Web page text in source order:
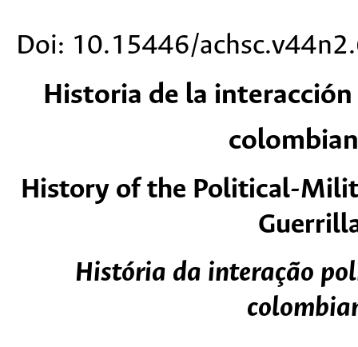
Doi: 10.15446/
Historia de la
History of the Political-
História da interação